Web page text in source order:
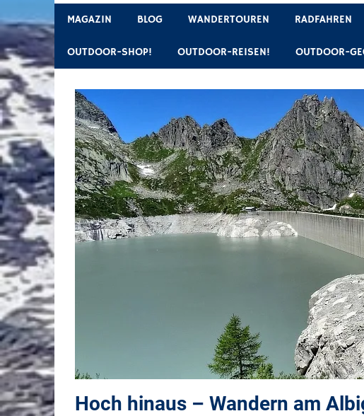
MAGAZIN BLOG WANDERTOUREN RADFAHREN
OUTDOOR-SHOP! OUTDOOR-REISEN! OUTDOOR-
Hoch hinaus – Wandern am